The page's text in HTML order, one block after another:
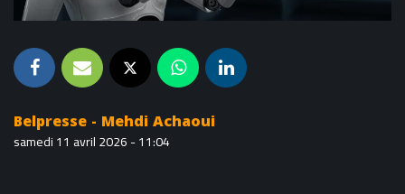
Belpresse - Mehdi Achaoui
samedi 11 avril 2026 - 11:04